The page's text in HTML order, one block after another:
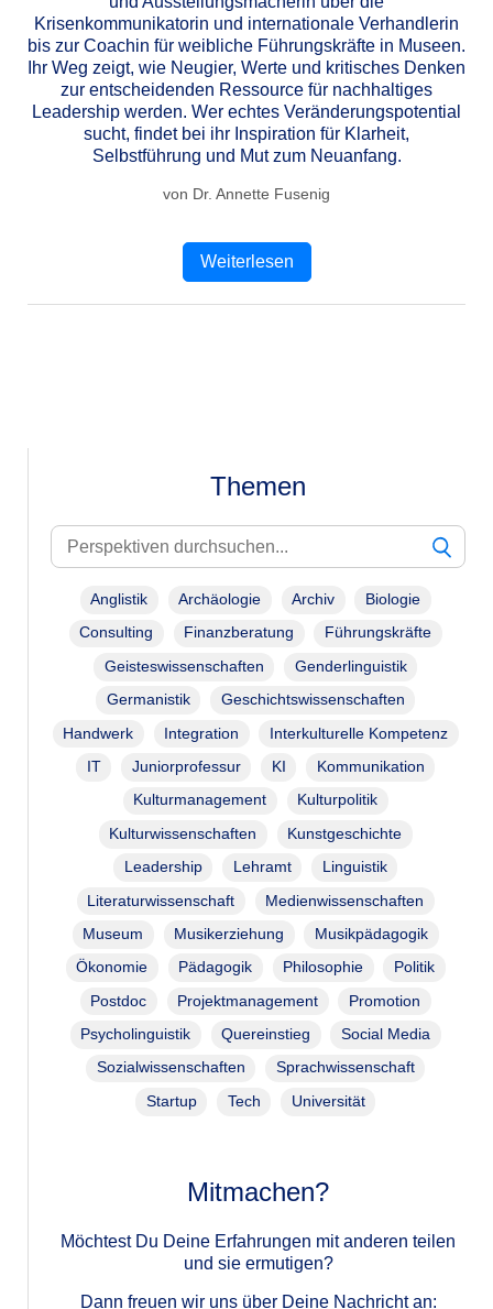
Krisenkommunikatorin und internationale Verhandlerin
bis zur Coachin für weibliche Führungskräfte in Museen.
Ihr Weg zeigt, wie Neugier, Werte und kritisches Denken
zur entscheidenden Ressource für nachhaltiges
Leadership werden. Wer echtes Veränderungspotential
sucht, findet bei ihr Inspiration für Klarheit,
Selbstführung und Mut zum Neuanfang.
von Dr. Annette Fusenig
Weiterlesen
Themen
Anglistik Archäologie Archiv Biologie
Consulting Finanzberatung Führungskräfte
Geisteswissenschaften Genderlinguistik
Germanistik Geschichtswissenschaften
Handwerk Integration Interkulturelle Kompetenz
IT Juniorprofessur KI Kommunikation
Kulturmanagement Kulturpolitik
Kulturwissenschaften Kunstgeschichte
Leadership Lehramt Linguistik
Literaturwissenschaft Medienwissenschaften
Museum Musikerziehung Musikpädagogik
Ökonomie Pädagogik Philosophie Politik
Postdoc Projektmanagement Promotion
Psycholinguistik Quereinstieg Social Media
Sozialwissenschaften Sprachwissenschaft
Startup Tech Universität
Mitmachen?
Möchtest Du Deine Erfahrungen mit anderen teilen
und sie ermutigen?
Dann freuen wir uns über Deine Nachricht an: